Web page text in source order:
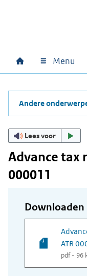
Hoofdnavigatie
Home Menu
Andere
Lees voor
Advance tax
000011
Downloaden
ATR
pdf - 96